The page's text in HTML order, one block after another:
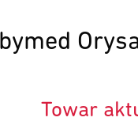
Towar